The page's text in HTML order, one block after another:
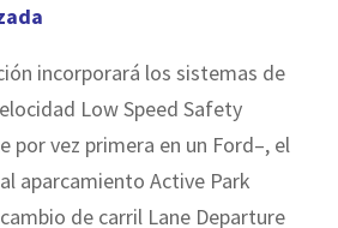
incorporará los sistemas de
Low Speed Safety
por vez primera en un Ford–, el
aparcamiento Active Park
de carril Lane Departure